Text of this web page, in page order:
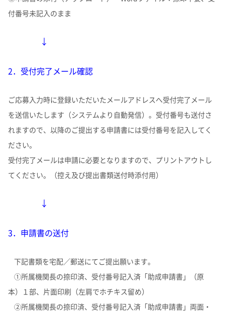
付番号未記入のまま
↓
2．受付完了メール確認
ご応募入力時に登録いただいたメールアドレスへ受付完了メール
を送信いたします（システムより自動発信）。受付番号も送付さ
れますので、以降のご提出する申請書には受付番号を記入してく
ださい。
受付完了メールは申請に必要となりますので、プリントアウトし
てください。（控え及び提出書類送付時添付用）
↓
3．申請書の送付
下記書類を宅配／郵送にてご提出願います。
①所属機関長の捺印済、受付番号記入済「助成申請書」（原
本）１部、片面印刷（左肩でホチキス留め）
②所属機関長の捺印済、受付番号記入済「助成申請書」両面・